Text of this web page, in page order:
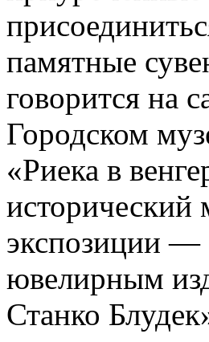
памятные
говорится на
Городском
«Риека в
исторический
экспозиции —
ювелирным
Станко